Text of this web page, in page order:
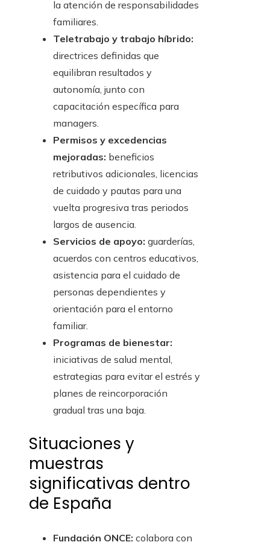
la atención de responsabilidades
familiares.
Teletrabajo y trabajo híbrido:
directrices definidas que
equilibran resultados y
autonomía, junto con
capacitación específica para
managers.
Permisos y excedencias
mejoradas: beneficios
retributivos adicionales, licencias
de cuidado y pautas para una
vuelta progresiva tras periodos
largos de ausencia.
Servicios de apoyo: guarderías,
acuerdos con centros educativos,
asistencia para el cuidado de
personas dependientes y
orientación para el entorno
familiar.
Programas de bienestar:
iniciativas de salud mental,
estrategias para evitar el estrés y
planes de reincorporación
gradual tras una baja.
Situaciones y
muestras
significativas dentro
de España
Fundación ONCE: colabora con